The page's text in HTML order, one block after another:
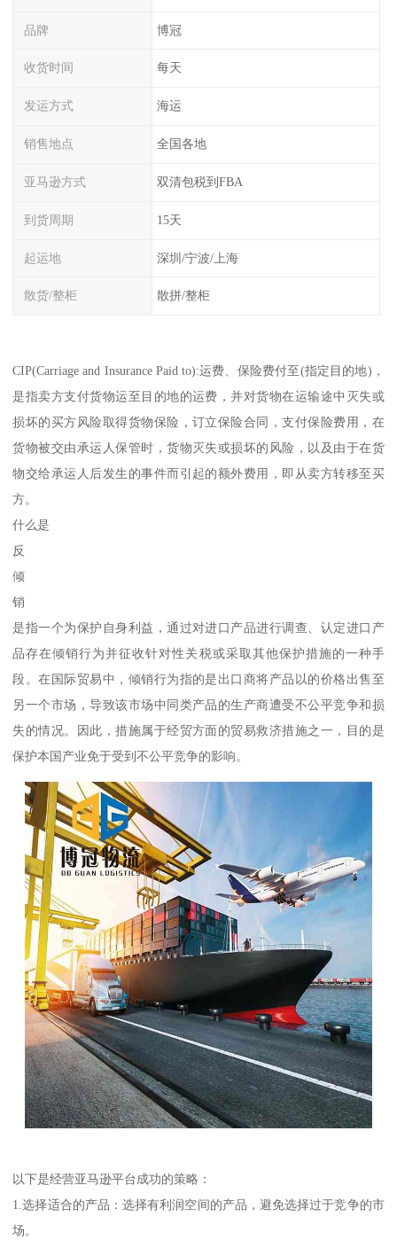
品牌 博冠
收货时间 每天
发运方式 海运
销售地点 全国各地
亚马逊方式 双清包税到FBA
到货周期 15天
起运地 深圳/宁波/上海
散货/整柜 散拼/整柜
CIP(Carriage and Insurance Paid to):运费、保险费付至(指定目的地)，
是指卖方支付货物运至目的地的运费，并对货物在运输途中灭失或
损坏的买方风险取得货物保险，订立保险合同，支付保险费用，在
货物被交由承运人保管时，货物灭失或损坏的风险，以及由于在货
物交给承运人后发生的事件而引起的额外费用，即从卖方转移至买
方。
什么是
反
倾
销
是指一个为保护自身利益，通过对进口产品进行调查、认定进口产
品存在倾销行为并征收针对性关税或采取其他保护措施的一种手
段。在国际贸易中，倾销行为指的是出口商将产品以的价格出售至
另一个市场，导致该市场中同类产品的生产商遭受不公平竞争和损
失的情况。因此，措施属于经贸方面的贸易救济措施之一，目的是
保护本国产业免于受到不公平竞争的影响。
以下是经营亚马逊平台成功的策略：
1.选择适合的产品：选择有利润空间的产品，避免选择过于竞争的市
场。